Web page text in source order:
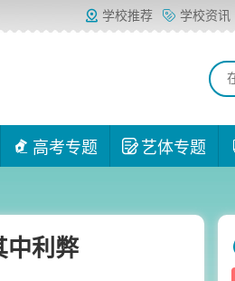
高考专题 艺体专题
学校推荐 学校资讯
中利弊